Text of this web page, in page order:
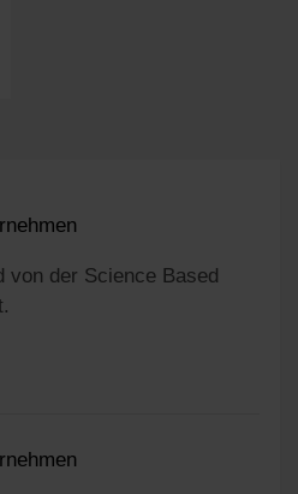
von der Science Based